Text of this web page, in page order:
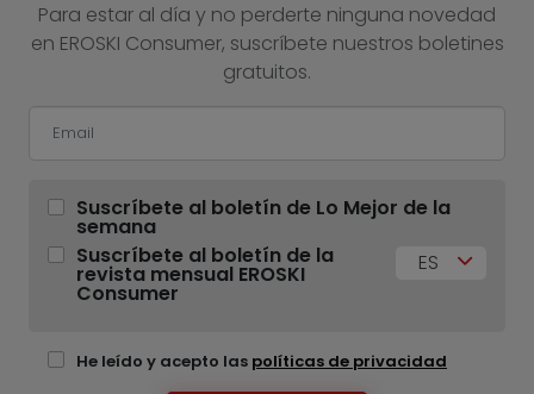
Para estar al día y no perderte ninguna novedad
en EROSKI Consumer, suscríbete nuestros boletines
gratuitos.
Suscríbete al boletín de Lo Mejor de la
semana
Suscríbete al boletín de la
revista mensual EROSKI
Consumer
ES
He leído y acepto las políticas de privacidad